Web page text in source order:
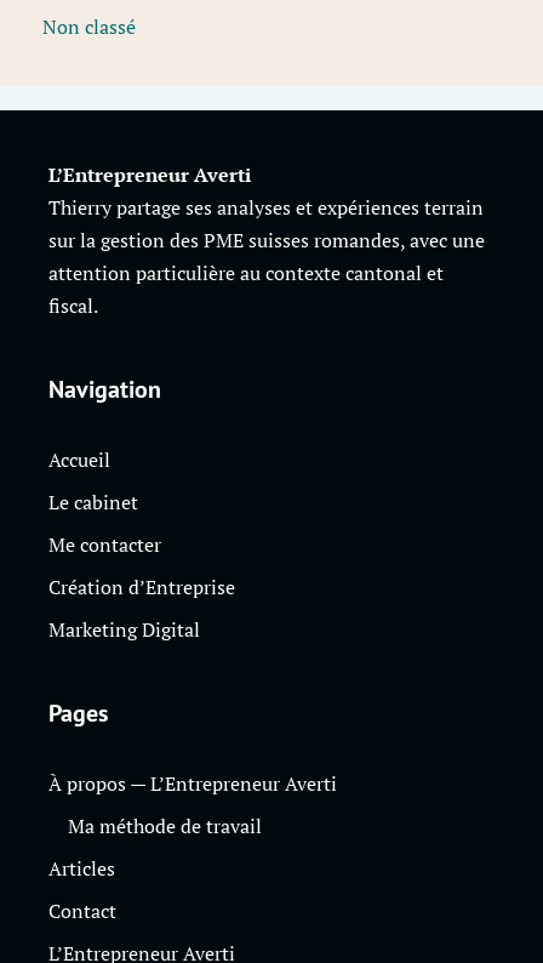
Non classé
L’Entrepreneur Averti
Thierry partage ses analyses et expériences terrain
sur la gestion des PME suisses romandes, avec une
attention particulière au contexte cantonal et
fiscal.
Navigation
Accueil
Le cabinet
Me contacter
Création d’Entreprise
Marketing Digital
Pages
À propos — L’Entrepreneur Averti
Ma méthode de travail
Articles
Contact
L’Entrepreneur Averti